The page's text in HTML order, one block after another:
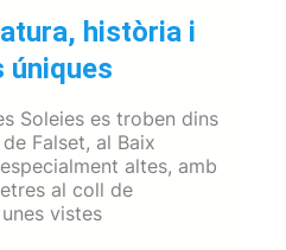
història i
úniques
Soleies es troben dins
Falset, al Baix
altes, amb
al coll de
vistes